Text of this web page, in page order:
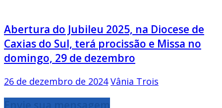
Abertura do Jubileu 2025, na Diocese de
Caxias do Sul, terá procissão e Missa no
domingo, 29 de dezembro
26 de dezembro de 2024 Vânia Trois